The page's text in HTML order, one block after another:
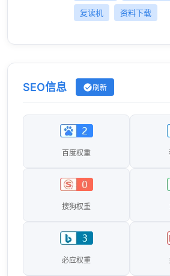
复读机 资料下载
SEO信息 刷新
百度权重
搜狗权重
必应权重